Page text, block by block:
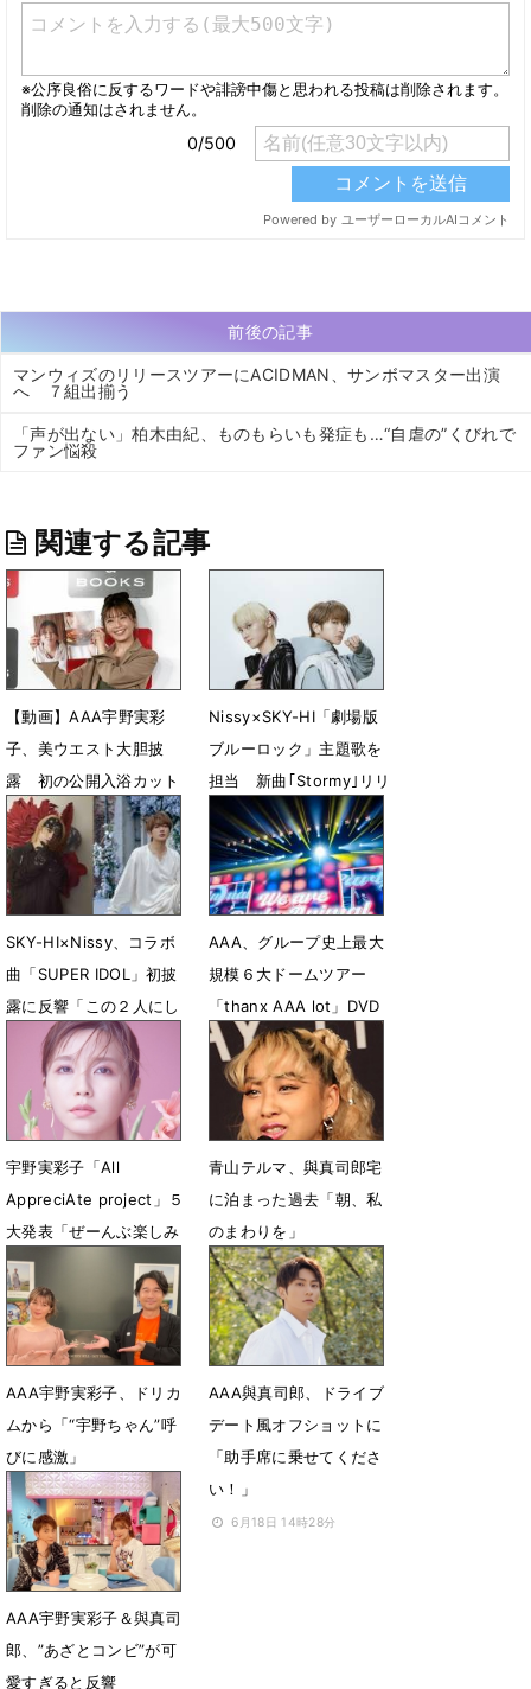
前後の記事
マンウィズのリリースツアーにACIDMAN、サンボマスター出演
へ ７組出揃う
「声が出ない」柏木由紀、ものもらいも発症も…“自虐の”くびれで
ファン悩殺
関連する記事
【動画】AAA宇野実彩
子、美ウエスト大胆披
露 初の公開入浴カット
も「意外と癒されまし
た」
3月5日 08時36分
Nissy×SKY-HI「劇場版
ブルーロック」主題歌を
担当 新曲｢Stormy｣リリ
ース決定
2月4日 22時14分
SKY-HI×Nissy、コラボ
曲「SUPER IDOL」初披
露に反響「この２人にし
か歌えない曲」
12月2日 21時54分
AAA、グループ史上最大
規模６大ドームツアー
「thanx AAA lot」DVD
＆Blu-ray発売決定
3月21日 12時12分
宇野実彩子「All
AppreciAte project」５
大発表「ぜーんぶ楽しみ
にしていてください」
10月30日 17時03分
青山テルマ、與真司郎宅
に泊まった過去「朝、私
のまわりを」
10月27日 08時58分
AAA宇野実彩子、ドリカ
ムから「“宇野ちゃん”呼
びに感激」
9月27日 04時00分
AAA與真司郎、ドライブ
デート風オフショットに
「助手席に乗せてくださ
い！」
6月18日 14時28分
AAA宇野実彩子＆與真司
郎、”あざとコンビ”が可
愛すぎると反響